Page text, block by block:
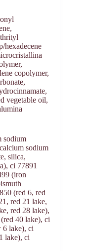
hexadecene
copolymer,
vegetable oil,
sodium
sodium
silica,
ci 77891
(iron
(red 6, red
red 21 lake,
red 28 lake),
40 lake), ci
6 lake), ci
lake), ci